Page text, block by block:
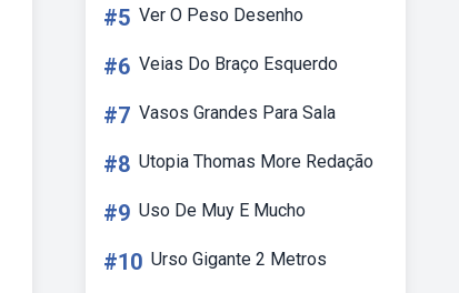
#5 Ver O Peso Desenho
#6 Veias Do Braço Esquerdo
#7 Vasos Grandes Para Sala
#8 Utopia Thomas More Redação
#9 Uso De Muy E Mucho
#10 Urso Gigante 2 Metros